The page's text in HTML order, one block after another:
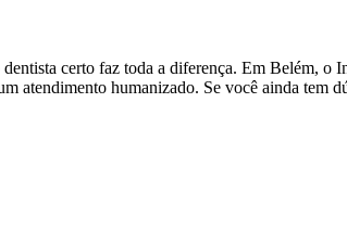
certo faz toda a diferença. Em Belém, o
atendimento humanizado. Se você ainda tem